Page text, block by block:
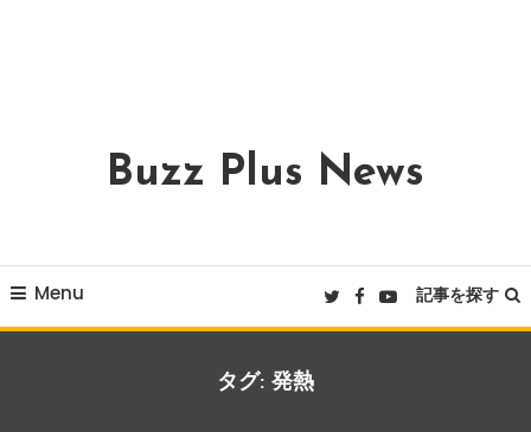
Buzz Plus News
Menu 記事を探す
タグ: 発熱